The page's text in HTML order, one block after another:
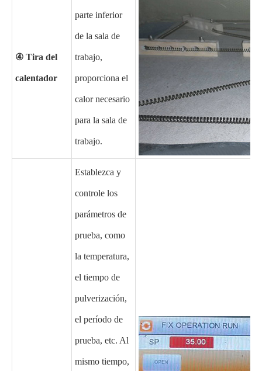
④ Tira del
calentador
parte inferior
de la sala de
trabajo,
proporciona el
calor necesario
para la sala de
trabajo.
Establezca y
controle los
parámetros de
prueba, como
la temperatura,
el tiempo de
pulverización,
el período de
prueba, etc. Al
mismo tiempo,